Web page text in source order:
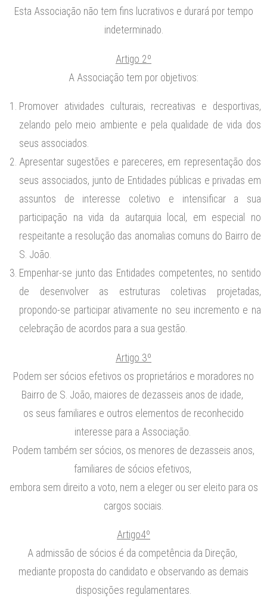
Esta Associação não tem fins lucrativos e durará por tempo
indeterminado.
Artigo 2º
A Associação tem por objetivos:
Promover atividades culturais, recreativas e desportivas,
zelando pelo meio ambiente e pela qualidade de vida dos
seus associados.
Apresentar sugestões e pareceres, em representação dos
seus associados, junto de Entidades públicas e privadas em
assuntos de interesse coletivo e intensificar a sua
participação na vida da autarquia local, em especial no
respeitante a resolução das anomalias comuns do Bairro de
S. João.
Empenhar-se junto das Entidades competentes, no sentido
de desenvolver as estruturas coletivas projetadas,
propondo-se participar ativamente no seu incremento e na
celebração de acordos para a sua gestão.
Artigo 3º
Podem ser sócios efetivos os proprietários e moradores no
Bairro de S. João, maiores de dezasseis anos de idade,
os seus familiares e outros elementos de reconhecido
interesse para a Associação.
Podem também ser sócios, os menores de dezasseis anos,
familiares de sócios efetivos,
embora sem direito a voto, nem a eleger ou ser eleito para os
cargos sociais.
Artigo4º
A admissão de sócios é da competência da Direção,
mediante proposta do candidato e observando as demais
disposições regulamentares.